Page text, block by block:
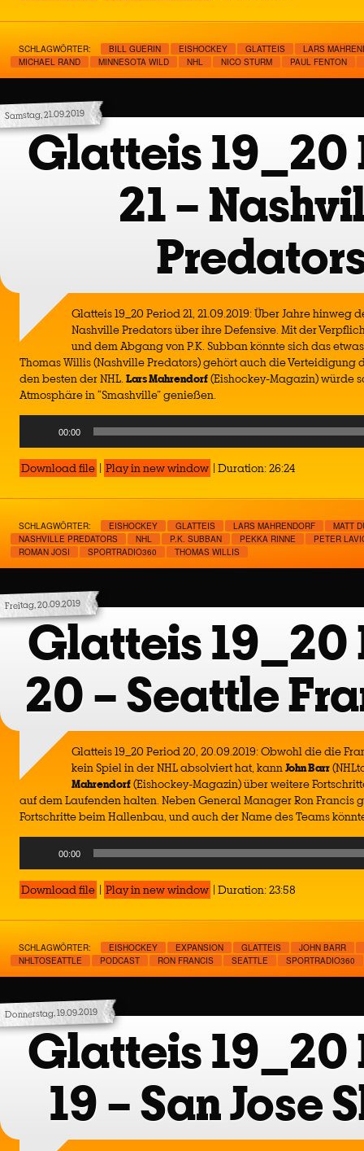
SCHLAGWÖRTER: BILL GUERIN EISHOCKEY GLATTEIS
LARS
MICHAEL RAND
MINNESOTA WILD NHL NICO STURM PAUL FENTON
Samstag, 21.09.2019
Glatteis 19_20
21 –
Glatteis 19_20 Period 21, 21.09.2019: Über Jahre hinweg
Nashville Predators über ihre Defensive. Mit der
und dem Abgang von P.K. Subban könnte sich das
Thomas Willis (Nashville Predators) gehört auch die Verteidigung
den besten der NHL.LarsMahrendorf(Eishockey-Magazin) würde
Atmosphäre in “Smashville” genießen.
00:00
Download file | Play in new window | Duration: 26:24
SCHLAGWÖRTER: EISHOCKEY GLATTEIS LARS MAHRENDORF
MATT
NASHVILLE PREDATORS
NHL P.K. SUBBAN PEKKA RINNE
PETER
ROMAN JOSI
SPORTRADIO360 THOMAS WILLIS
Freitag, 20.09.2019
Glatteis 19_20
20 – Seattle
Glatteis 19_20 Period 20, 20.09.2019: Obwohl die die
kein Spiel in der NHL absolviert hat, kannJohn Barr
Mahrendorf(Eishockey-Magazin) über weitere
auf dem Laufenden halten. Neben General Manager Ron Francis
Fortschritte beim Hallenbau, und auch der Name des Teams
00:00
Download file | Play in new window | Duration: 23:58
SCHLAGWÖRTER: EISHOCKEY EXPANSION GLATTEIS
JOHN BARR
NHLTOSEATTLE
PODCAST RON FRANCIS SEATTLE SPORTRADIO360
Donnerstag, 19.09.2019
Glatteis 19_20
19 – San Jose